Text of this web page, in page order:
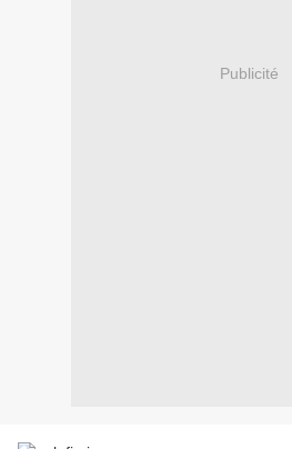
Publicité